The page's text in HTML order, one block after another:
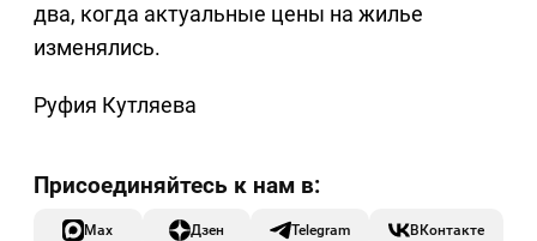
два, когда актуальные цены на жилье
изменялись.
Руфия Кутляева
Max Дзен Telegram ВКонтакте